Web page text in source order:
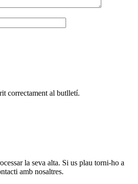
correctament al butlletí.
la seva alta. Si us plau torni-ho a
amb nosaltres.